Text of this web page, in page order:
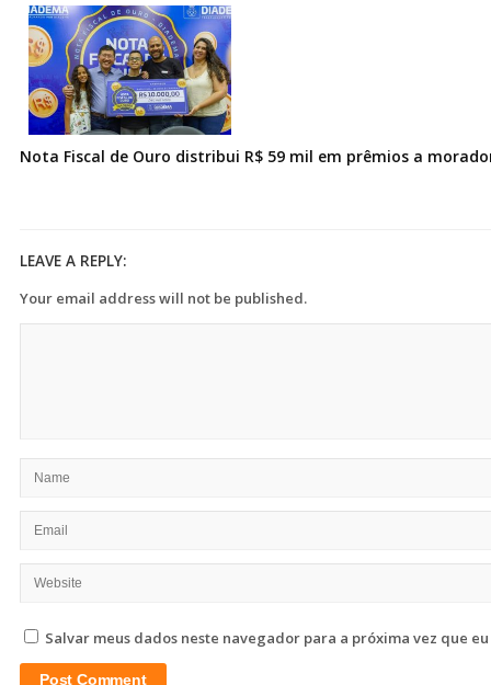
Nota Fiscal de Ouro distribui R$ 59 mil em prêmios a
LEAVE A REPLY:
Your email address will not be published.
Salvar meus dados neste navegador para a próxima vez que